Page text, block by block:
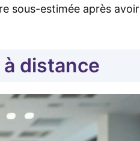
sous-estimée après avoir
distance